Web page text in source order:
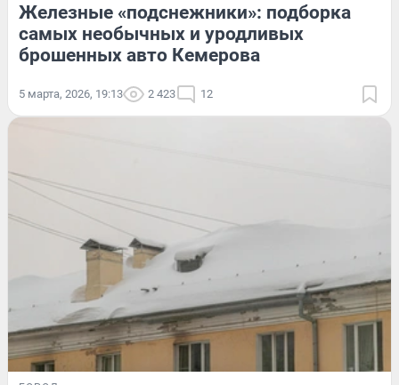
Железные «подснежники»: подборка
самых необычных и уродливых
брошенных авто Кемерова
5 марта, 2026, 19:13 2 423 12